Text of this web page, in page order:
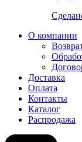
О компании
Доставка
Оплата
Контакты
Каталог
Распродажа